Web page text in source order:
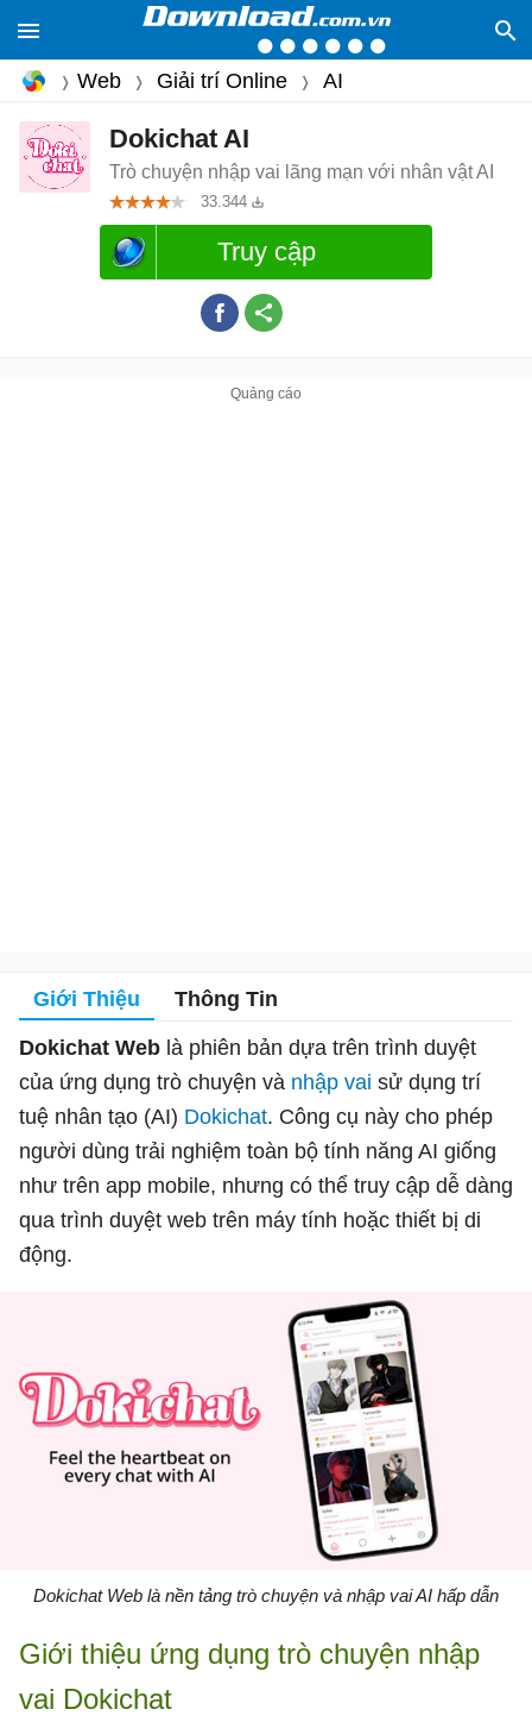
Web Giải trí Online AI
Dokichat AI
Trò chuyện nhập vai lãng mạn với nhân vật AI
33.344
Truy cập
Giới Thiệu Thông Tin
Dokichat Web là phiên bản dựa trên trình duyệt
của ứng dụng trò chuyện và nhập vai sử dụng trí
tuệ nhân tạo (AI) Dokichat. Công cụ này cho phép
người dùng trải nghiệm toàn bộ tính năng AI giống
như trên app mobile, nhưng có thể truy cập dễ dàng
qua trình duyệt web trên máy tính hoặc thiết bị di
động.
Dokichat Web là nền tảng trò chuyện và nhập vai AI hấp dẫn
Giới thiệu ứng dụng trò chuyện nhập
vai Dokichat